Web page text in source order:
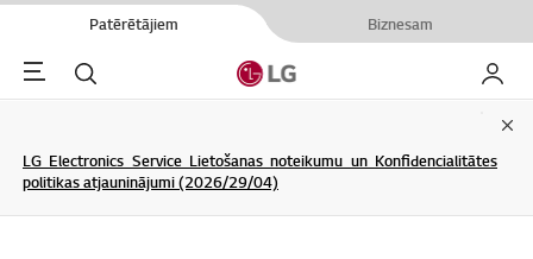
Patērētājiem Biznesam
Menu Meklēt Mans
LG Electronics Service Lietošanas noteikumu un Konfidencialitātes
politikas atjauninājumi (2026/29/04)